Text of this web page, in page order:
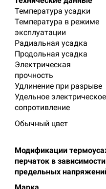
Температура усадки
Температура в режиме
эксплуатации
Радиальная усадка
Продольная усадка
Электрическая
прочность
Удлинение при разрыве
Удельное электрическое
сопротивление
Обычный цвет
Модификации
перчаток в
предельных